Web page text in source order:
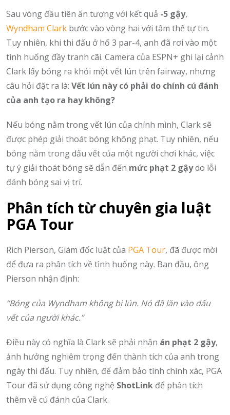
Sau vòng đầu tiên ấn tượng với kết quả -5 gậy,
Wyndham Clark bước vào vòng hai với tâm thế tự tin.
Tuy nhiên, khi thi đấu ở hố 3 par-4, anh đã rơi vào một
tình huống đầy tranh cãi. Camera của ESPN+ ghi lại cảnh
Clark lấy bóng ra khỏi một vết lún trên fairway, nhưng
câu hỏi đặt ra là: Vết lún này có phải do chính cú đánh
của anh tạo ra hay không?
Nếu bóng nằm trong vết lún của chính mình, Clark sẽ
được phép giải thoát bóng không phạt. Tuy nhiên, nếu
bóng nằm trong dấu vết của một người chơi khác, việc
tự ý giải thoát bóng sẽ dẫn đến mức phạt 2 gậydo lỗi
đánh bóng sai vị trí.
Phân tích từ chuyên gia luật
PGA Tour
Rich Pierson, Giám đốc luật của PGA Tour, đã được mời
để đưa ra phân tích về tình huống này. Ban đầu, ông
Pierson nhận định:
“Bóng của Wyndham không bị lún. Nó đã lăn vào dấu
vết của người khác.”
Điều này có nghĩa là Clark sẽ phải nhận án phạt 2 gậy,
ảnh hưởng nghiêm trọng đến thành tích của anh trong
ngày thi đấu. Tuy nhiên, để đảm bảo tính chính xác, PGA
Tour đã sử dụng công nghệ ShotLink để phân tích
thêm về cú đánh của Clark.